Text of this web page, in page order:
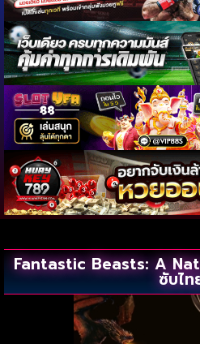
Fantastic Beasts: A
ซับไท